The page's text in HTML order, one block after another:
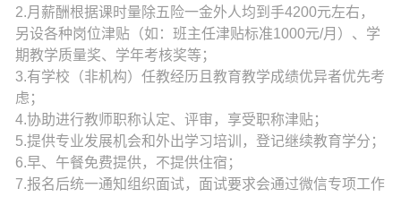
2.月薪酬根据课时量除五险一金外人均到手4200元左右，
另设各种岗位津贴（如：班主任津贴标准1000元/月）、学
期教学质量奖、学年考核奖等；
3.有学校（非机构）任教经历且教育教学成绩优异者优先考
虑；
4.协助进行教师职称认定、评审，享受职称津贴；
5.提供专业发展机会和外出学习培训，登记继续教育学分；
6.早、午餐免费提供，不提供住宿；
7.报名后统一通知组织面试，面试要求会通过微信专项工作